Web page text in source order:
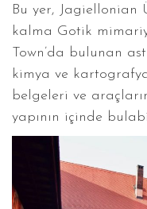
Bu yer, Jagiellonian
kalma Gotik
Town’da bulunan
kimya ve
belgeleri ve
yapının içinde